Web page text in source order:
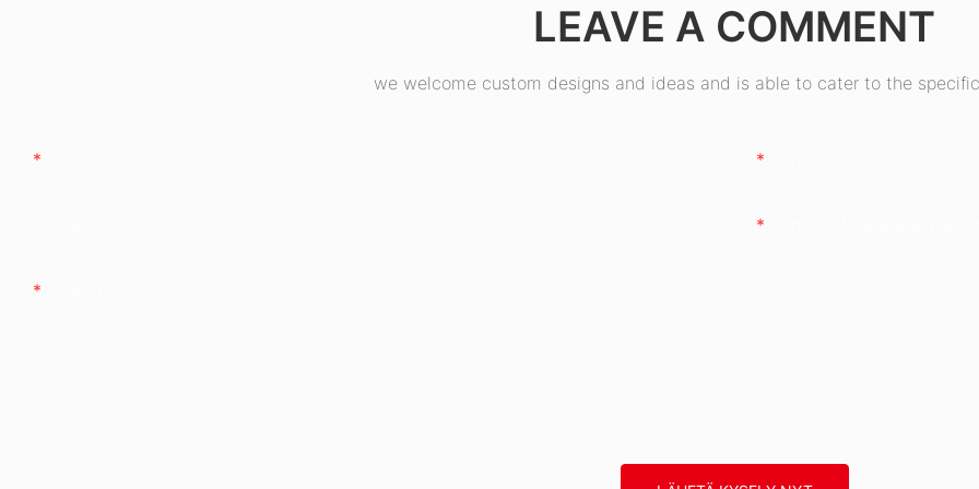
LEAVE A COMMENT
we welcome custom designs and ideas and is able to cater to the